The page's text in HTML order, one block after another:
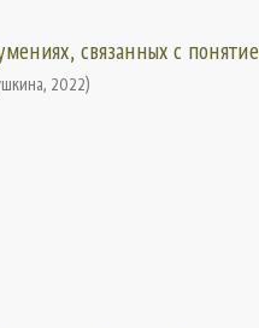
связанных с
, 2022)